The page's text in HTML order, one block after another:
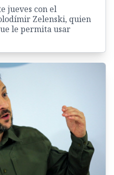
jueves con el
Zelenski, quien
le permita usar